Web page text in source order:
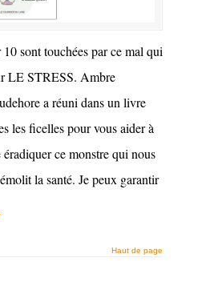
10 sont touchées par ce mal qui
LE STRESS. Ambre
a réuni dans un livre
les ficelles pour vous aider à
ce monstre qui nous
la santé. Je peux garantir
Haut de page